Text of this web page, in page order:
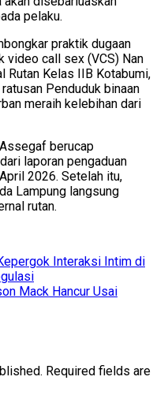
pelaku.
praktik dugaan
video call sex (VCS) Nan
Rutan Kelas IIB Kotabumi,
Penduduk binaan
meraih kelebihan dari
berucap
laporan pengaduan
2026. Setelah itu,
Lampung langsung
rutan.
Interaksi Intim di
Mack Hancur Usai
Required fields are